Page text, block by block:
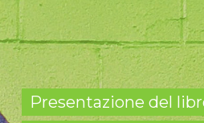
Presentazione del